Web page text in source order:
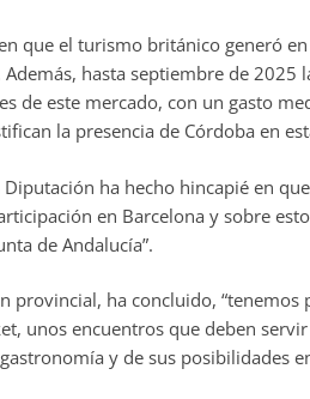
que el turismo británico generó
hasta septiembre de
de este mercado, con un gasto
la presencia de Córdoba en
ha hecho hincapié en
en Barcelona y sobre
de Andalucía”.
provincial, ha concluido,
unos encuentros que deben
y de sus posibilidades